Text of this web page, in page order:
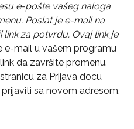
e-pošte vašeg naloga
Poslat je e-mail na
za potvrdu. Ovaj link je
e-mail u vašem programu
da završite promenu.
za Prijava docu
sa novom adresom.